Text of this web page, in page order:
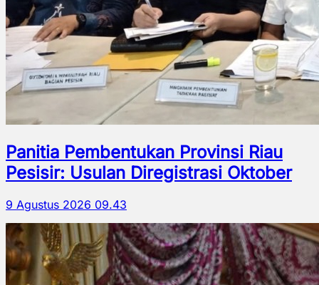
Panitia Pembentukan Provinsi Riau
Pesisir: Usulan Diregistrasi Oktober
9 Agustus 2026 09.43